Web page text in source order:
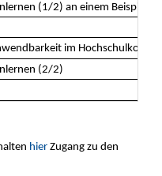
(1/2) an einem Beispiel
im
(2/2)
hier Zugang zu den